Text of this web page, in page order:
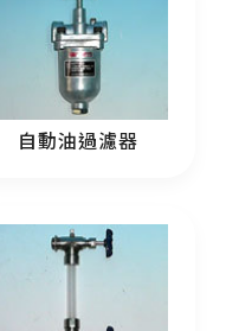
自動油過濾器